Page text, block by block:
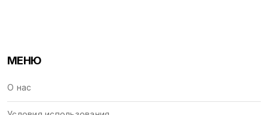
МЕНЮ
О нас